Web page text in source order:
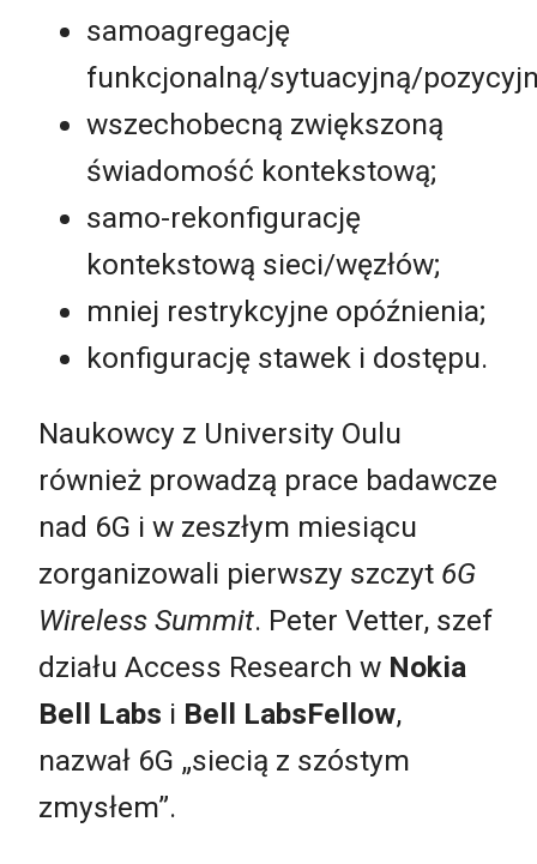
samoagregację
funkcjonalną/sytuacyjną/
wszechobecną zwiększoną
świadomość kontekstową;
samo-rekonfigurację
kontekstową sieci/węzłów;
mniej restrykcyjne opóźnienia;
konfigurację stawek i dostępu.
Naukowcy z University Oulu
również prowadzą prace badawcze
nad 6G i w zeszłym miesiącu
zorganizowali pierwszy szczyt 6G
Wireless Summit. Peter Vetter, szef
działu Access Research w Nokia
Bell Labs i Bell LabsFellow,
nazwał 6G „siecią z szóstym
zmysłem”.